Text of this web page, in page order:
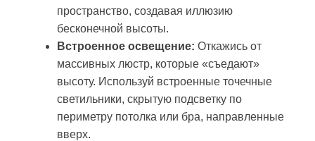
пространство, создавая иллюзию
бесконечной высоты.
Встроенное освещение: Откажись от
массивных люстр, которые «съедают»
высоту. Используй встроенные точечные
светильники, скрытую подсветку по
периметру потолка или бра, направленные
вверх.